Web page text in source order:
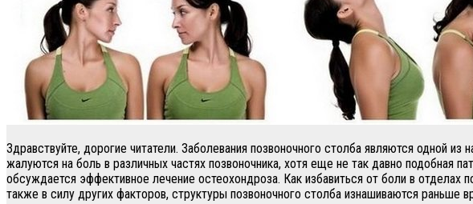
Здравствуйте, дорогие читатели. Заболевания позвоночного столба являются одной
жалуются на боль в различных частях позвоночника, хотя еще не так давно подобная
обсуждается эффективное лечение остеохондроза. Как избавиться от боли в
также в силу других факторов, структуры позвоночного столба изнашиваются раньше